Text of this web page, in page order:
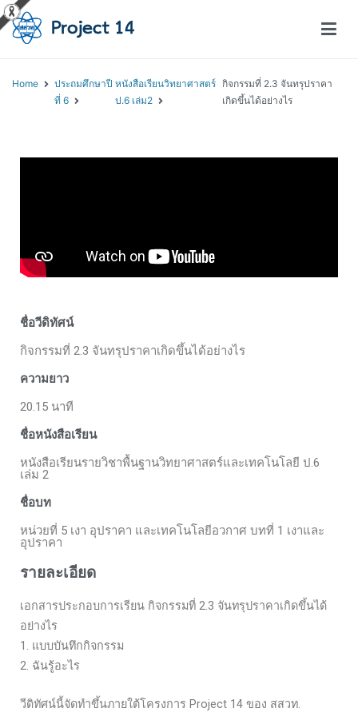
Home
ประถมศึกษาปี
ที่ 6
หนังสือเรียนวิทยาศาสตร์
ป.6 เล่ม2
กิจกรรมที่ 2.3 จันทรุปราคา
เกิดขึ้นได้อย่างไร
ชื่อวีดิทัศน์
กิจกรรมที่ 2.3 จันทรุปราคาเกิดขึ้นได้อย่างไร
ความยาว
20.15 นาที
ชื่อหนังสือเรียน
หนังสือเรียนรายวิชาพื้นฐานวิทยาศาสตร์และเทคโนโลยี ป.6
เล่ม 2
ชื่อบท
หน่วยที่ 5 เงา อุปราคา และเทคโนโลยีอวกาศ บทที่ 1 เงาและ
อุปราคา
รายละเอียด
เอกสารประกอบการเรียน กิจกรรมที่ 2.3 จันทรุปราคาเกิดขึ้นได้
อย่างไร
1. แบบบันทึกกิจกรรม
2. ฉันรู้อะไร
วีดิทัศน์นี้จัดทำขึ้นภายใต้โครงการ Project 14 ของ สสวท.